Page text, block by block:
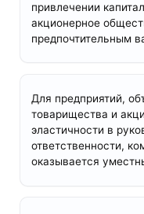
привлечении
акционерное
предпочтительным
Для предприятий,
товарищества и
эластичности в
ответственности,
оказывается